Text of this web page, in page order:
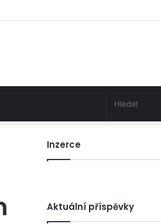
Inzerce
Aktuální příspěvky